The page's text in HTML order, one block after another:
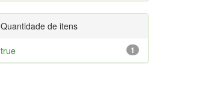
Quantidade de itens
1
true